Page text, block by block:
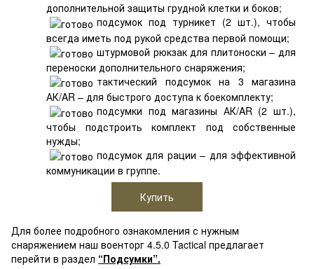
дополнительной защиты грудной клетки и боков;
подсумок под турникет (2 шт.), чтобы
всегда иметь под рукой средства первой помощи;
штурмовой рюкзак для плитоноски – для
переноски дополнительного снаряжения;
тактический подсумок на 3 магазина
АК/AR – для быстрого доступа к боекомплекту;
подсумки под магазины АК/AR (2 шт.),
чтобы подстроить комплект под собственные
нужды;
подсумок для рации – для эффективной
коммуникации в группе.
Купить
Для более подробного ознакомления с нужным
снаряжением наш военторг 4.5.0 Tactical предлагает
перейти в раздел “Подсумки”.